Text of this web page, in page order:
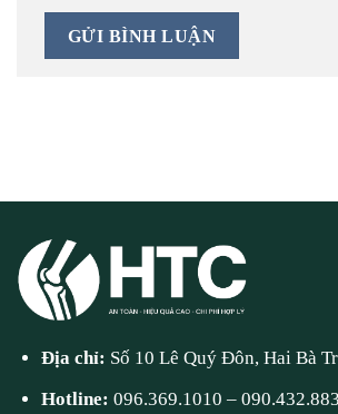
Địa chỉ: Số 10 Lê Quý Đôn, Hai Bà
Hotline:096.369.1010 –